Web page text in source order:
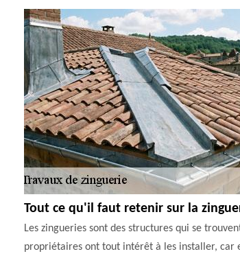
Tout ce qu'il faut retenir sur la
Les zingueries sont des structures qui se
propriétaires ont tout intérêt à les installer, car